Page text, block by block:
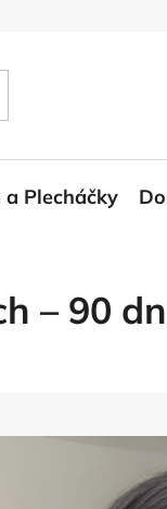
Reklamace a
Plecháčky
– 90